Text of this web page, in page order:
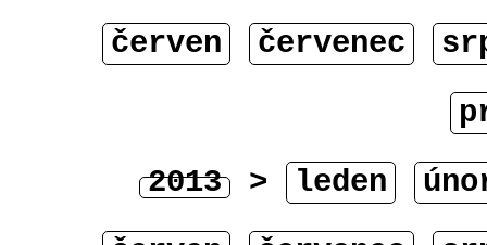
červen
červenec
2013 > leden